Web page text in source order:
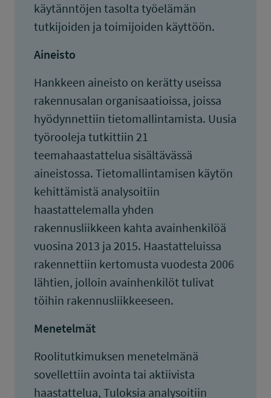
käytänntöjen tasolta työelämän
tutkijoiden ja toimijoiden käyttöön.
Aineisto
Hankkeen aineisto on kerätty useissa
rakennusalan organisaatioissa, joissa
hyödynnettiin tietomallintamista. Uusia
työrooleja tutkittiin 21
teemahaastattelua sisältävässä
aineistossa. Tietomallintamisen käytön
kehittämistä analysoitiin
haastattelemalla yhden
rakennusliikkeen kahta avainhenkilöä
vuosina 2013 ja 2015. Haastatteluissa
rakennettiin kertomusta vuodesta 2006
lähtien, jolloin avainhenkilöt tulivat
töihin rakennusliikkeeseen.
Menetelmät
Roolitutkimuksen menetelmänä
sovellettiin avointa tai aktiivista
haastattelua, Tuloksia analysoitiin